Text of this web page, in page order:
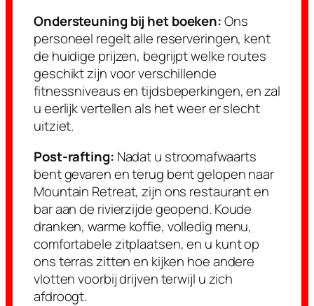
Ondersteuning bij het boeken:Ons
personeel regelt alle reserveringen, kent
de huidige prijzen, begrijpt welke routes
geschikt zijn voor verschillende
fitnessniveaus en tijdsbeperkingen, en zal
u eerlijk vertellen als het weer er slecht
uitziet.
Post-rafting: Nadat u stroomafwaarts
bent gevaren en terug bent gelopen naar
Mountain Retreat, zijn ons restaurant en
bar aan de rivierzijde geopend. Koude
dranken, warme koffie, volledig menu,
comfortabele zitplaatsen, en u kunt op
ons terras zitten en kijken hoe andere
vlotten voorbij drijven terwijl u zich
afdroogt.